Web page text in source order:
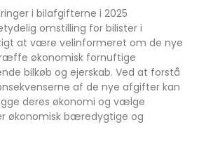
i bilafgifterne i 2025
omstilling for bilister i
at være velinformeret om de nye
økonomisk fornuftige
bilkøb og ejerskab. Ved at forstå
af de nye afgifter kan
deres økonomi og vælge
økonomisk bæredygtige og